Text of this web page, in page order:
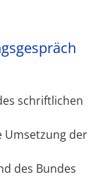
schriftlichen
Umsetzung der
des Bundes